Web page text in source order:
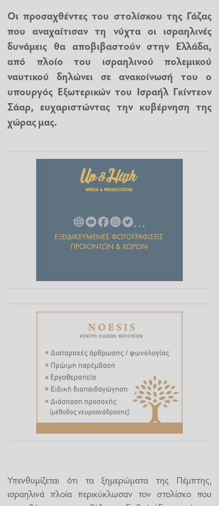
Οι προσαχθέντες του στολίσκου της Γάζας
που αναχαίτισαν τη νύχτα οι ισραηλινές
δυνάμεις θα αποβιβαστούν στην Ελλάδα,
από πλοίο του ισραηλινού πολεμικού
ναυτικού δηλώνει σε ανακοίνωσή του ο
υπουργός Εξωτερικών του Ισραήλ Γκίντεον
Σάαρ, ευχαριστώντας την κυβέρνηση της
χώρας μας.
Υπενθυμίζεται ότι τα ξημερώματα της Πέμπτης,
ισραηλινά πλοία περικύκλωσαν τον στολίσκο που